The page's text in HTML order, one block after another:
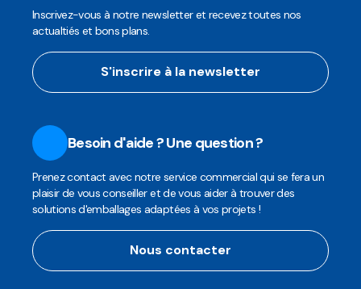
Inscrivez-vous à notre newsletter et recevez toutes nos
actualtiés et bons plans.
S'inscrire à la newsletter
Besoin d'aide ? Une question ?
Prenez contact avec notre service commercial qui se fera un
plaisir de vous conseiller et de vous aider à trouver des
solutions d'emballages adaptées à vos projets !
Nous contacter